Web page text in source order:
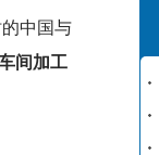
中国与
间加工